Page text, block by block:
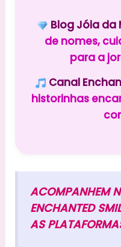
Blog Jóia da
de nomes,
para a
Canal
historinhas
ACOMPANHEM
ENCHANTED
AS